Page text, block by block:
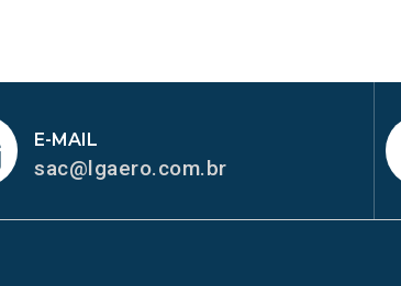
E-MAIL
sac@lgaero.com.br